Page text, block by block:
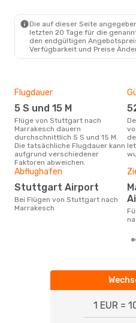
Swiss International Air Lines
1 Zwischenstopp
RAK- STR
Die auf dieser Seite
letzten 20 Tage für die
den endgültigen
Verfügbarkeit und Preise
Flugdauer
5 S und 15 M
Flüge von Stuttgart nach
Marrakesch dauern
durchschnittlich 5 S und 15 M.
Die tatsächliche Flugdauer kann
aufgrund verschiedener
Faktoren abweichen.
Der günstigste einfache Flug
Abflughafen
Stuttgart Airport
Bei Flügen von Stuttgart nach
Marrakesch
Marrakesh Menara
Für die Strecke von Stuttgart
1 EUR =